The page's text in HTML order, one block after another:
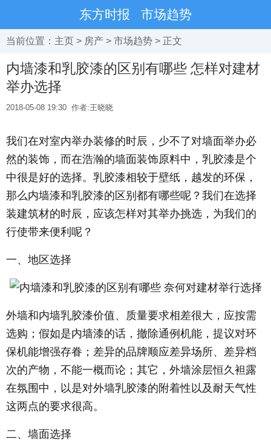
东方时报 市场趋势
当前位置： 主页 > 房产 > 市场趋势 > 正文
内墙漆和乳胶漆的区别有哪些 怎样对建材
举办选择
2018-05-08 19:30 作者:王晓晓
我们在对室内举办装修的时辰，少不了对墙面举办必
然的装饰，而在浩瀚的墙面装饰原料中，乳胶漆是个
中很是好的选择。乳胶漆相较于壁纸，越发的环保，
那么内墙漆和乳胶漆的区别都有哪些呢？我们在选择
装建筑材的时辰，应该怎样对其举办挑选，为我们的
行使带来便利呢？
一、地区选择
外墙和内墙乳胶漆价值、质量要求相差很大，应按需
选购；假如是内墙漆的话，撤除通例机能，提议对环
保机能增强存眷；差异的品牌顺应差异场所、差异档
次的产物，不能一概而论；其它，外墙涂层恒久袒露
在氛围中，以是对外墙乳胶漆的附着性以及耐天气性
这两点的要求很高。
二、墙面选择